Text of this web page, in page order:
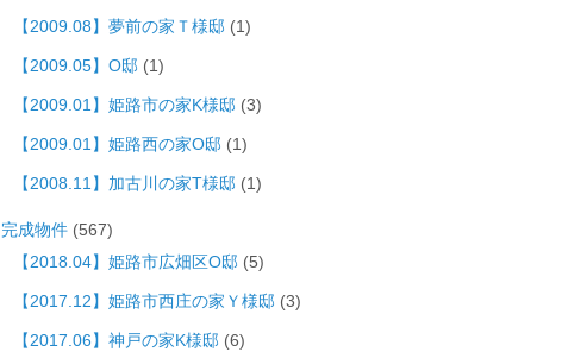
【2009.08】夢前の家Ｔ様邸 (1)
【2009.05】O邸 (1)
【2009.01】姫路市の家K様邸 (3)
【2009.01】姫路西の家O邸 (1)
【2008.11】加古川の家T様邸 (1)
完成物件 (567)
【2018.04】姫路市広畑区O邸 (5)
【2017.12】姫路市西庄の家Ｙ様邸 (3)
【2017.06】神戸の家K様邸 (6)